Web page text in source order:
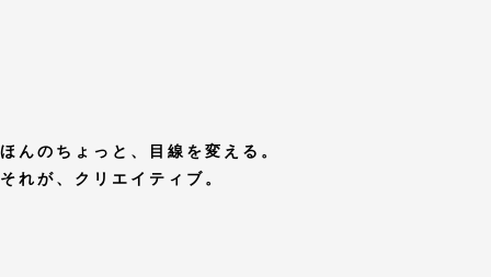
ほんのちょっと、目線を変える。
それが、クリエイティブ。